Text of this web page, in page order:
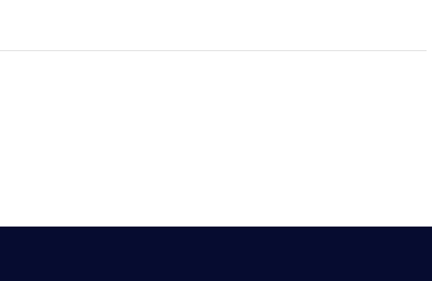
Съдът остави под домашен арест
15-годишна подкара кола посред нощ,